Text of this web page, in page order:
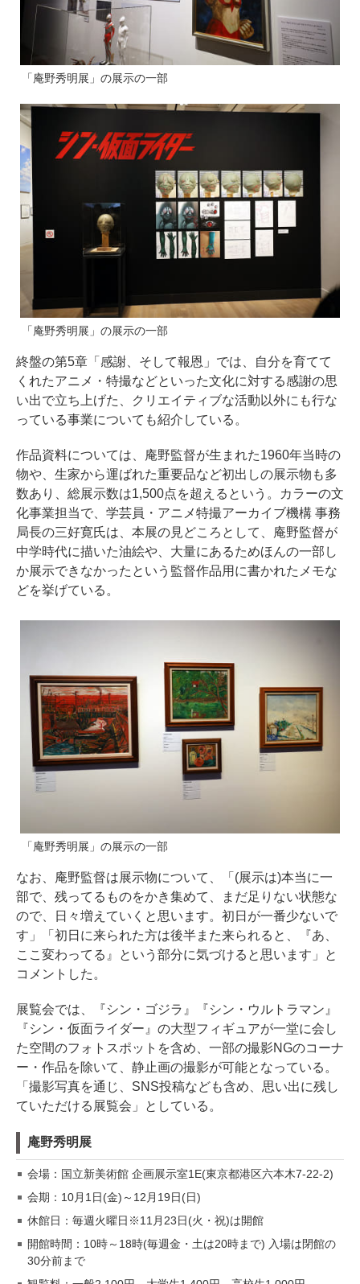
「庵野秀明展」の展示の一部
「庵野秀明展」の展示の一部
終盤の第5章「感謝、そして報恩」では、自分を育てて
くれたアニメ・特撮などといった文化に対する感謝の思
い出で立ち上げた、クリエイティブな活動以外にも行な
っている事業についても紹介している。
作品資料については、庵野監督が生まれた1960年当時の
物や、生家から運ばれた重要品など初出しの展示物も多
数あり、総展示数は1,500点を超えるという。カラーの文
化事業担当で、学芸員・アニメ特撮アーカイブ機構 事務
局長の三好寛氏は、本展の見どころとして、庵野監督が
中学時代に描いた油絵や、大量にあるためほんの一部し
か展示できなかったという監督作品用に書かれたメモな
どを挙げている。
「庵野秀明展」の展示の一部
なお、庵野監督は展示物について、「(展示は)本当に一
部で、残ってるものをかき集めて、まだ足りない状態な
ので、日々増えていくと思います。初日が一番少ないで
す」「初日に来られた方は後半また来られると、『あ、
ここ変わってる』という部分に気づけると思います」と
コメントした。
展覧会では、『シン・ゴジラ』『シン・ウルトラマン』
『シン・仮面ライダー』の大型フィギュアが一堂に会し
た空間のフォトスポットを含め、一部の撮影NGのコーナ
ー・作品を除いて、静止画の撮影が可能となっている。
「撮影写真を通じ、SNS投稿なども含め、思い出に残し
ていただける展覧会」としている。
庵野秀明展
会場：国立新美術館 企画展示室1E(東京都港区六本木7-22-2)
会期：10月1日(金)～12月19日(日)
休館日：毎週火曜日※11月23日(火・祝)は開館
開館時間：10時～18時(毎週金・土は20時まで) 入場は閉館の
30分前まで